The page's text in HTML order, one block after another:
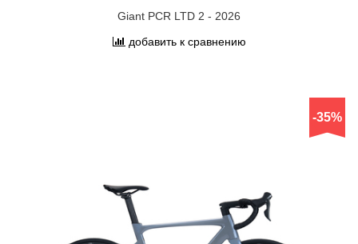
Giant PCR LTD 2 - 2026
добавить к сравнению
-35%